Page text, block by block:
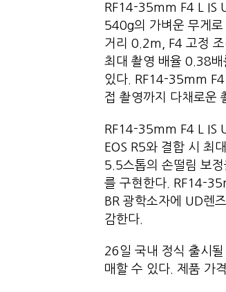
RF14-35mm F4 L IS
540g의 가벼운 무게
거리 0.2m, F4 고정
최대 촬영 배율 0.38배
있다. RF14-35mm F4
접 촬영까지 다채로
RF14-35mm F4 L IS
EOS R5와 결합 시 최
5.5스톱의 손떨림 보
를 구현한다. RF14-
BR 광학소자에 UD렌
감한다.
26일 국내 정식 출시
매할 수 있다. 제품 가